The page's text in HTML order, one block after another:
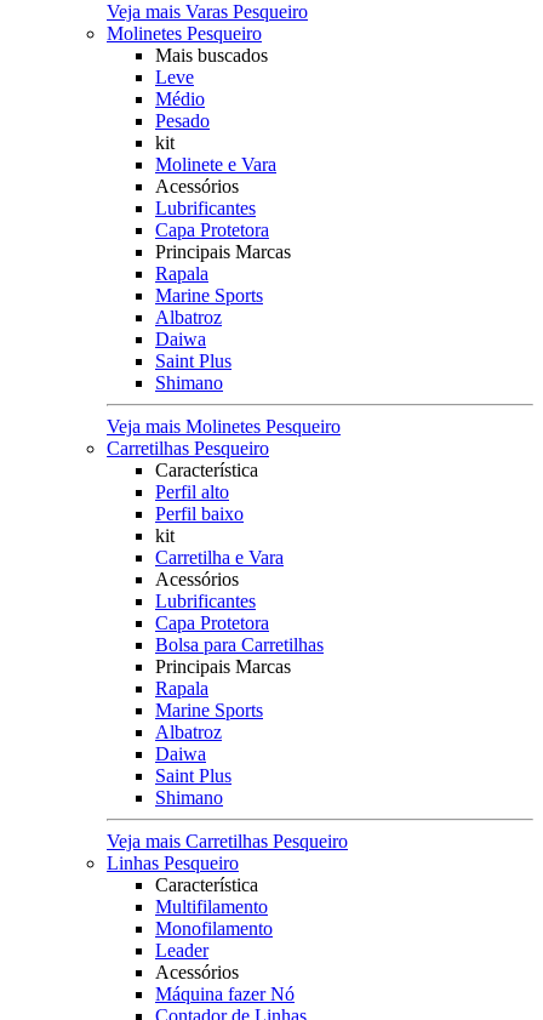
Veja mais Varas Pesqueiro
Molinetes Pesqueiro
Mais buscados
Leve
Médio
Pesado
kit
Molinete e Vara
Acessórios
Lubrificantes
Capa Protetora
Principais Marcas
Rapala
Marine Sports
Albatroz
Daiwa
Saint Plus
Shimano
Veja mais Molinetes Pesqueiro
Carretilhas Pesqueiro
Característica
Perfil alto
Perfil baixo
kit
Carretilha e Vara
Acessórios
Lubrificantes
Capa Protetora
Bolsa para Carretilhas
Principais Marcas
Rapala
Marine Sports
Albatroz
Daiwa
Saint Plus
Shimano
Veja mais Carretilhas Pesqueiro
Linhas Pesqueiro
Característica
Multifilamento
Monofilamento
Leader
Acessórios
Máquina fazer Nó
Contador de Linhas